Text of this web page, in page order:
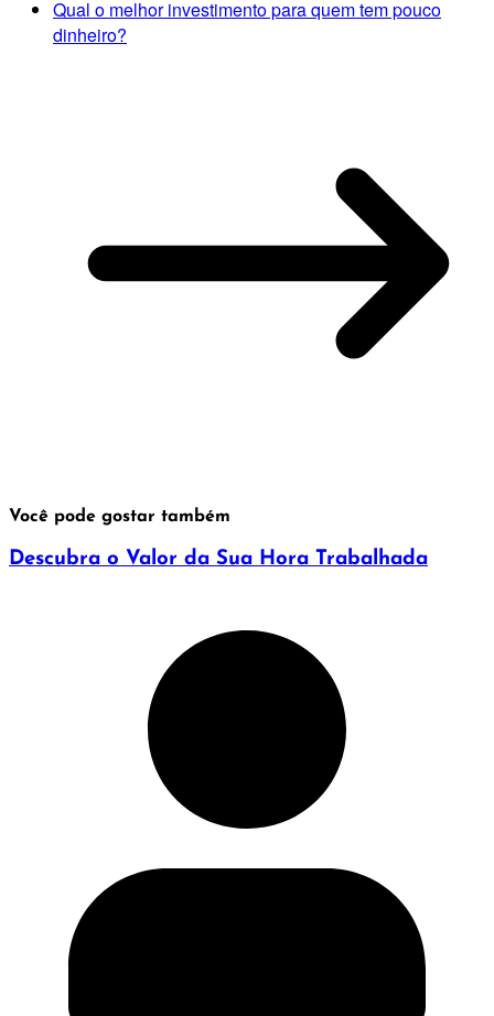
Qual o melhor investimento para quem tem pouco
dinheiro?
Você pode gostar também
Descubra o Valor da Sua Hora Trabalhada